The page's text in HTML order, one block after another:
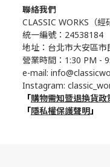
聯絡我們
CLASSIC WORKS（經
統一編號：24538184
地址：台北市大安區
營業時間：1:30 PM -
e-mail:
Instagram:
「購物需知暨退換貨政
「隱私權保護聲明」